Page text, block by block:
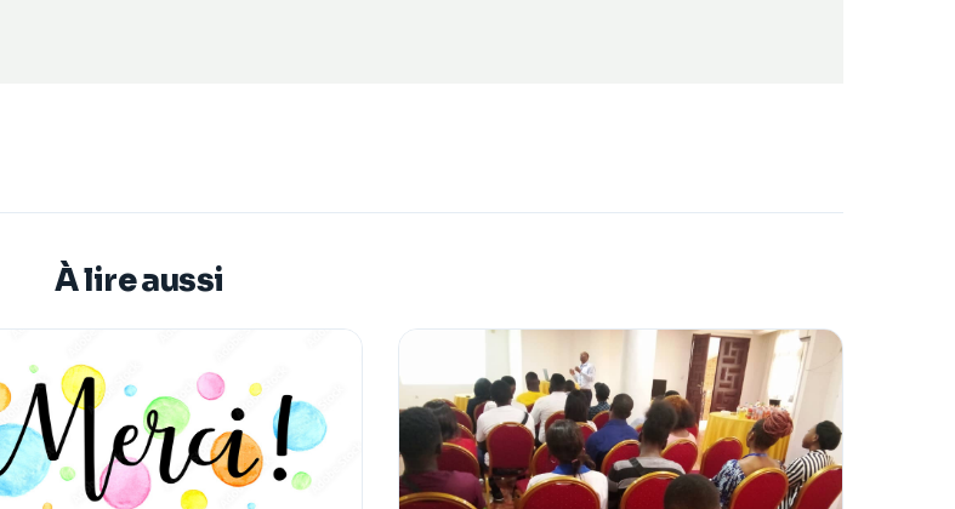
À lire aussi